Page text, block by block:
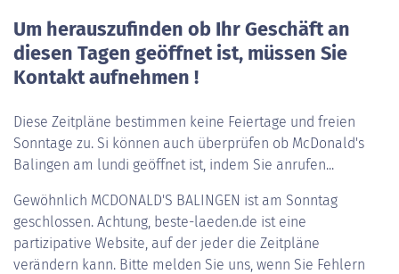
Um herauszufinden ob Ihr Geschäft an
diesen Tagen geöffnet ist, müssen Sie
Kontakt aufnehmen !
Diese Zeitpläne bestimmen keine Feiertage und freien
Sonntage zu. Si können auch überprüfen ob McDonald's
Balingen am lundi geöffnet ist, indem Sie anrufen...
Gewöhnlich MCDONALD'S BALINGEN ist am Sonntag
geschlossen. Achtung, beste-laeden.de ist eine
partizipative Website, auf der jeder die Zeitpläne
verändern kann. Bitte melden Sie uns, wenn Sie Fehlern